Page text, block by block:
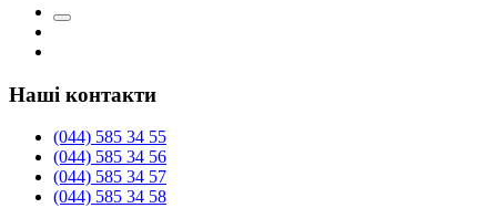
Наші контакти
(044) 585 34 55
(044) 585 34 56
(044) 585 34 57
(044) 585 34 58